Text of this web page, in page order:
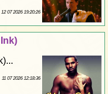
12 07 2026 19:20:26
11 07 2026 12:18:36